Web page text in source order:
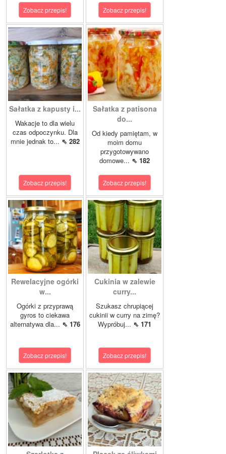
Zobacz przepis! Zobacz przepis!
Sałatka z kapusty i...
Wakacje to dla wielu
czas odpoczynku. Dla
mnie jednak to... ⇖ 282
Zobacz przepis!
Sałatka z patisona
do...
Od kiedy pamiętam, w
moim domu
przygotowywano
domowe... ⇖ 182
Zobacz przepis!
Rewelacyjne ogórki
w...
Ogórki z przyprawą
gyros to ciekawa
alternatywa dla... ⇖ 176
Zobacz przepis!
Cukinia w zalewie
curry...
Szukasz chrupiącej
cukinii w curry na zimę?
Wypróbuj... ⇖ 171
Zobacz przepis!